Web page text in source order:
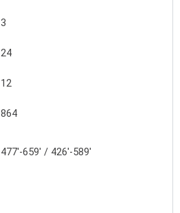
3
24
12
864
477′-659′ / 426′-589′